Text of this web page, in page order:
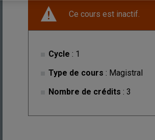
Ce cours est inactif.
Cycle : 1
Type de cours : Magistral
Nombre de crédits : 3